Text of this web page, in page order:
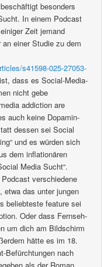
besonders
In einem Podcast
Zeit jemand
einer Studie zu dem
s41598-025-27053-
dass es Social-Media-
nicht gebe
addiction are
auch keine Dopamin-
dessen sei Social
und es würden sich
dem inflationären
Media Sucht“.
verschiedene
etwa das unter jungen
beliebteste feature sei
Oder dass Fernseh-
um dich am Bildschirm
hätte es im 18.
Befürchtungen nach